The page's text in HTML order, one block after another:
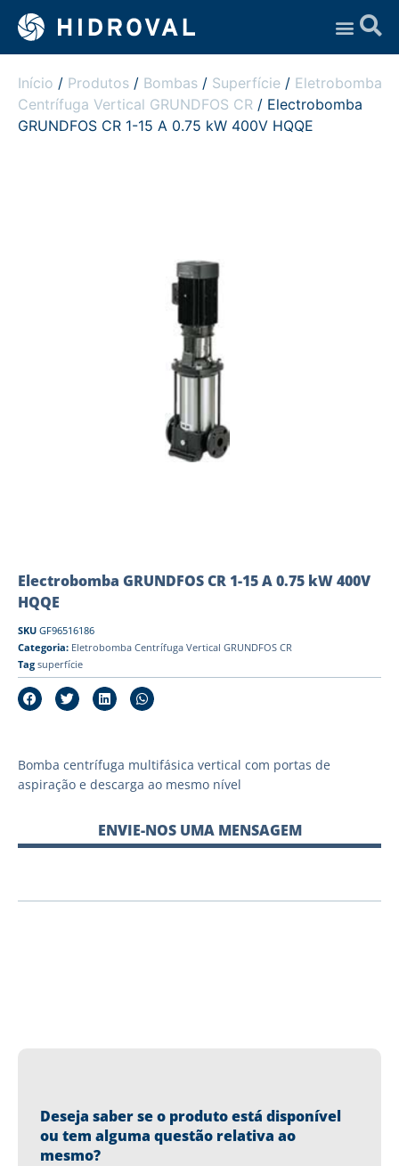
Início / Produtos / Bombas / Superfície / Eletrobomba
Centrífuga Vertical GRUNDFOS CR / Electrobomba
GRUNDFOS CR 1-15 A 0.75 kW 400V HQQE
Electrobomba GRUNDFOS CR 1-15 A 0.75 kW 400V
HQQE
SKU GF96516186
Categoria: Eletrobomba Centrífuga Vertical GRUNDFOS CR
Tag superfície
Bomba centrífuga multifásica vertical com portas de
aspiração e descarga ao mesmo nível
ENVIE-NOS UMA MENSAGEM
Deseja saber se o produto está disponível
ou tem alguma questão relativa ao
mesmo?